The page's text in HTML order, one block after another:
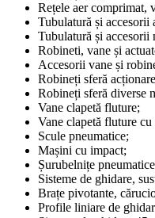
Rețele aer comprimat,
Tubulatură și accesorii
Tubulatură și accesorii
Robineti, vane și
Accesorii vane și
Robineți sferă
Robineți sferă diverse
Vane clapetă fluture;
Vane clapetă fluture
Scule pneumatice;
Mașini cu impact;
Șurubelnițe
Sisteme de ghidare,
Brațe pivotante,
Profile liniare de